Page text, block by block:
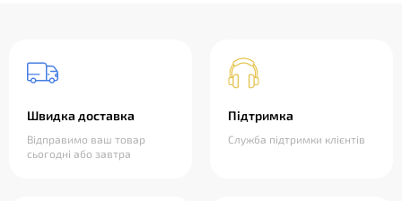
Швидка доставка
Відправимо ваш товар
сьогодні або завтра
Підтримка
Служба підтримки клієнтів